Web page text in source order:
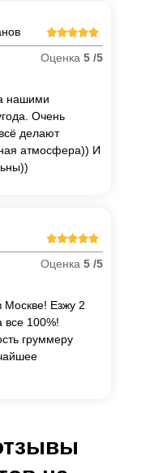
Оценка 5 /5
нашими
Очень
делают
атмосфера)) И
Оценка 5 /5
Езжу 2
все 100%!
груммеру